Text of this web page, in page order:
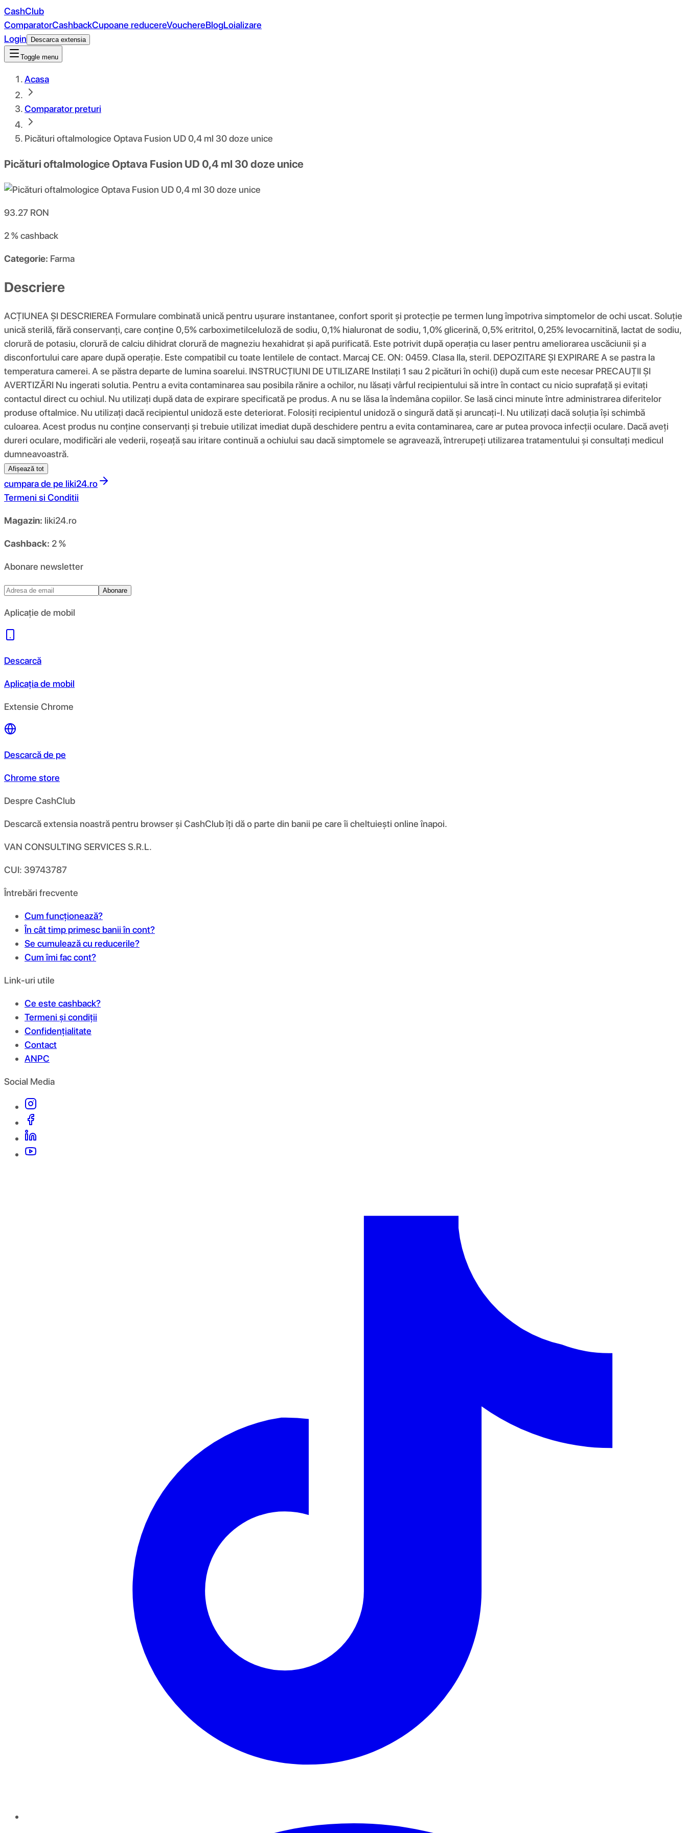
CashClub
ComparatorCashbackCupoane reducereVouchereBlogLoializare
Login
Descarca extensia
Toggle menu
Acasa
Comparator preturi
Picături oftalmologice Optava Fusion UD 0,4 ml 30 doze unice
Picături oftalmologice Optava Fusion UD 0,4 ml 30 doze unice
93.27 RON
2 %cashback
Categorie: Farma
Descriere
ACȚIUNEA ȘI DESCRIEREA Formulare combinată unică pentru ușurare instantanee, confort sporit și protecție pe termen lung împotriva simptomelor de ochi uscat. Soluție
unică sterilă, fără conservanți, care conține 0,5% carboximetilceluloză de sodiu, 0,1% hialuronat de sodiu, 1,0% glicerină, 0,5% eritritol, 0,25% levocarnitină, lactat de sodiu,
clorură de potasiu, clorură de calciu dihidrat clorură de magneziu hexahidrat și apă purificată. Este potrivit după operația cu laser pentru ameliorarea uscăciunii și a
disconfortului care apare după operație. Este compatibil cu toate lentilele de contact. Marcaj CE. ON: 0459. Clasa IIa, steril. DEPOZITARE ȘI EXPIRARE A se pastra la
temperatura camerei. A se păstra departe de lumina soarelui. INSTRUCȚIUNI DE UTILIZARE Instilați 1 sau 2 picături în ochi(i) după cum este necesar PRECAUȚII ȘI
AVERTIZĂRI Nu ingerati solutia. Pentru a evita contaminarea sau posibila rănire a ochilor, nu lăsați vârful recipientului să intre în contact cu nicio suprafață și evitați
contactul direct cu ochiul. Nu utilizați după data de expirare specificată pe produs. A nu se lăsa la îndemâna copiilor. Se lasă cinci minute între administrarea diferitelor
produse oftalmice. Nu utilizați dacă recipientul unidoză este deteriorat. Folosiți recipientul unidoză o singură dată și aruncați-l. Nu utilizați dacă soluția își schimbă
culoarea. Acest produs nu conține conservanți și trebuie utilizat imediat după deschidere pentru a evita contaminarea, care ar putea provoca infecții oculare. Dacă aveți
dureri oculare, modificări ale vederii, roșeață sau iritare continuă a ochiului sau dacă simptomele se agravează, întrerupeți utilizarea tratamentului și consultați medicul
dumneavoastră.
Afișează tot
cumpara de pe liki24.ro
Termeni si Conditii
Magazin: liki24.ro
Cashback: 2 %
Abonare newsletter
Abonare
Aplicație de mobil
Descarcă
Aplicația de mobil
Extensie Chrome
Descarcă de pe
Chrome store
Despre CashClub
Descarcă extensia noastră pentru browser și CashClub îți dă o parte din banii pe care îi cheltuiești online înapoi.
VAN CONSULTING SERVICES S.R.L.
CUI: 39743787
Întrebări frecvente
Cum funcționează?
În cât timp primesc banii în cont?
Se cumulează cu reducerile?
Cum îmi fac cont?
Link-uri utile
Ce este cashback?
Termeni și condiții
Confidențialitate
Contact
ANPC
Social Media